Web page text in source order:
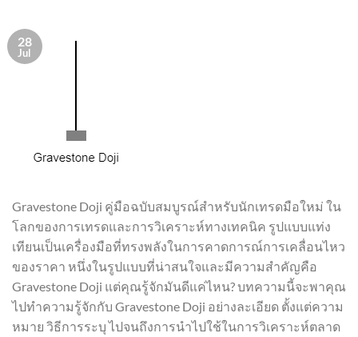
28
Jul
Gravestone Doji คู่มือฉบับสมบูรณ์สำหรับนักเทรดมือใหม่ ใน
โลกของการเทรดและการวิเคราะห์ทางเทคนิค รูปแบบแท่ง
เทียนเป็นเครื่องมือที่ทรงพลังในการคาดการณ์การเคลื่อนไหว
ของราคา หนึ่งในรูปแบบที่น่าสนใจและมีความสำคัญคือ
Gravestone Doji แต่คุณรู้จักมันดีแค่ไหน? บทความนี้จะพาคุณ
ไปทำความรู้จักกับ Gravestone Doji อย่างละเอียด ตั้งแต่ความ
หมาย วิธีการระบุ ไปจนถึงการนำไปใช้ในการวิเคราะห์ตลาด